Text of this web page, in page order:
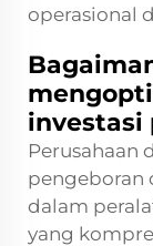
operasional
investasi
Perusahaan
pengeboran
dalam
yang